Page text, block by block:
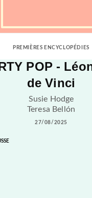
PREMIÈRES ENCYCLOPÉDIES
POP -
de Vinci
Susie Hodge
Teresa Bellón
27/08/2025